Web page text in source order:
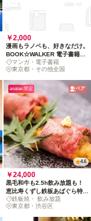
￥2,000
漫画もラノベも、好きなだけ。
BOOK☆WALKER 電子書籍コ
インを贈ろう
マンガ・電子書籍
東京都・その他全国
anatae 限定 ペア
4.6
￥24,000
黒毛和牛も2.5h飲み放題も！
恵比寿くずし鉄板あばぐら特選
ペアディナー
鉄板焼・ 飲み放題
東京都・渋谷区